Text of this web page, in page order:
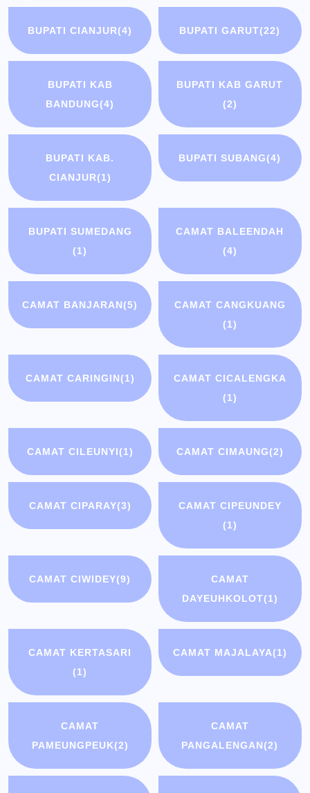
BUPATI CIANJUR(4) BUPATI GARUT(22)
BUPATI KAB
BANDUNG(4)
BUPATI KAB GARUT
(2)
BUPATI KAB.
CIANJUR(1)
BUPATI SUBANG(4)
BUPATI SUMEDANG
(1)
CAMAT BALEENDAH
(4)
CAMAT BANJARAN(5)
CAMAT CANGKUANG
(1)
CAMAT CARINGIN(1)
CAMAT CICALENGKA
(1)
CAMAT CILEUNYI(1) CAMAT CIMAUNG(2)
CAMAT CIPARAY(3)
CAMAT CIPEUNDEY
(1)
CAMAT CIWIDEY(9)
CAMAT
DAYEUHKOLOT(1)
CAMAT KERTASARI
(1)
CAMAT MAJALAYA(1)
CAMAT
PAMEUNGPEUK(2)
CAMAT
PANGALENGAN(2)